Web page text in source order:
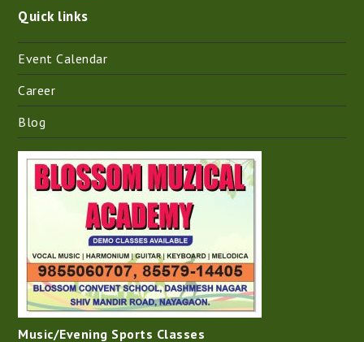
Quick links
Event Calendar
Career
Blog
Music/Evening Sports Classes